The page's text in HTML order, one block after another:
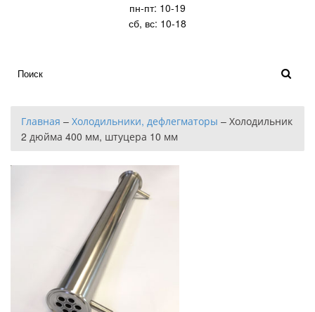
пн-пт: 10-19
сб, вс: 10-18
Главная – Холодильники, дефлегматоры – Холодильник
2 дюйма 400 мм, штуцера 10 мм